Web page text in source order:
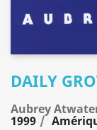
DAILY
Aubrey
1999